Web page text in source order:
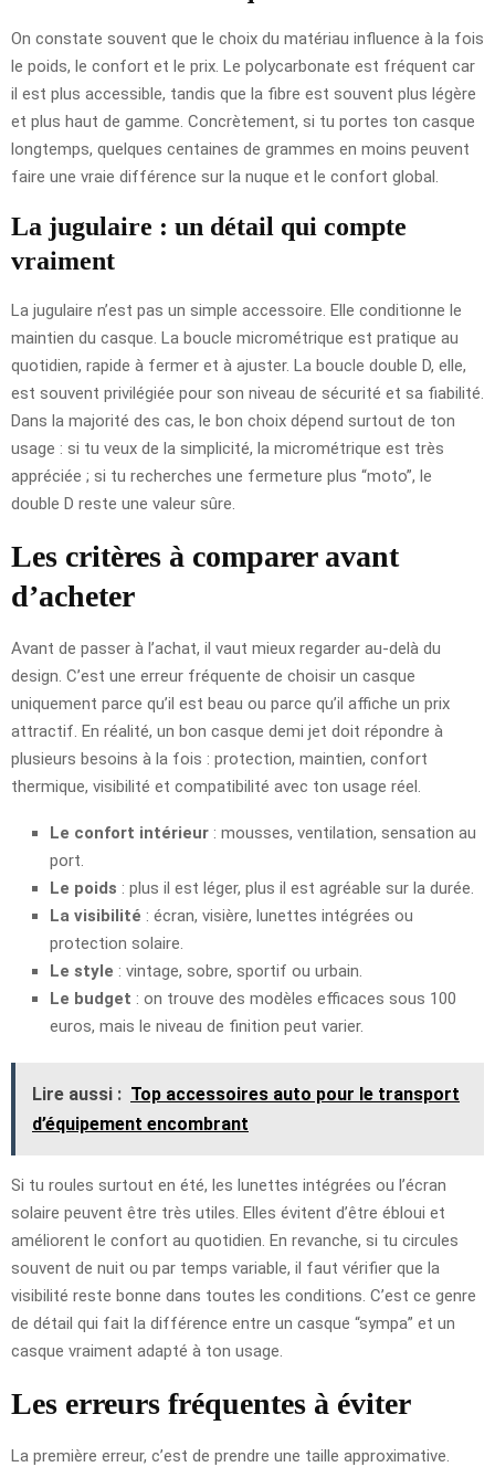
On constate souvent que le choix du matériau influence à la fois
le poids, le confort et le prix. Le polycarbonate est fréquent car
il est plus accessible, tandis que la fibre est souvent plus légère
et plus haut de gamme. Concrètement, si tu portes ton casque
longtemps, quelques centaines de grammes en moins peuvent
faire une vraie différence sur la nuque et le confort global.
La jugulaire : un détail qui compte
vraiment
La jugulaire n’est pas un simple accessoire. Elle conditionne le
maintien du casque. La boucle micrométrique est pratique au
quotidien, rapide à fermer et à ajuster. La boucle double D, elle,
est souvent privilégiée pour son niveau de sécurité et sa fiabilité.
Dans la majorité des cas, le bon choix dépend surtout de ton
usage : si tu veux de la simplicité, la micrométrique est très
appréciée ; si tu recherches une fermeture plus “moto”, le
double D reste une valeur sûre.
Les critères à comparer avant
d’acheter
Avant de passer à l’achat, il vaut mieux regarder au-delà du
design. C’est une erreur fréquente de choisir un casque
uniquement parce qu’il est beau ou parce qu’il affiche un prix
attractif. En réalité, un bon casque demi jet doit répondre à
plusieurs besoins à la fois : protection, maintien, confort
thermique, visibilité et compatibilité avec ton usage réel.
Le confort intérieur : mousses, ventilation, sensation au
port.
Le poids : plus il est léger, plus il est agréable sur la durée.
La visibilité : écran, visière, lunettes intégrées ou
protection solaire.
Le style : vintage, sobre, sportif ou urbain.
Le budget : on trouve des modèles efficaces sous 100
euros, mais le niveau de finition peut varier.
Lire aussi : Top accessoires auto pour le transport
d’équipement encombrant
Si tu roules surtout en été, les lunettes intégrées ou l’écran
solaire peuvent être très utiles. Elles évitent d’être ébloui et
améliorent le confort au quotidien. En revanche, si tu circules
souvent de nuit ou par temps variable, il faut vérifier que la
visibilité reste bonne dans toutes les conditions. C’est ce genre
de détail qui fait la différence entre un casque “sympa” et un
casque vraiment adapté à ton usage.
Les erreurs fréquentes à éviter
La première erreur, c’est de prendre une taille approximative.